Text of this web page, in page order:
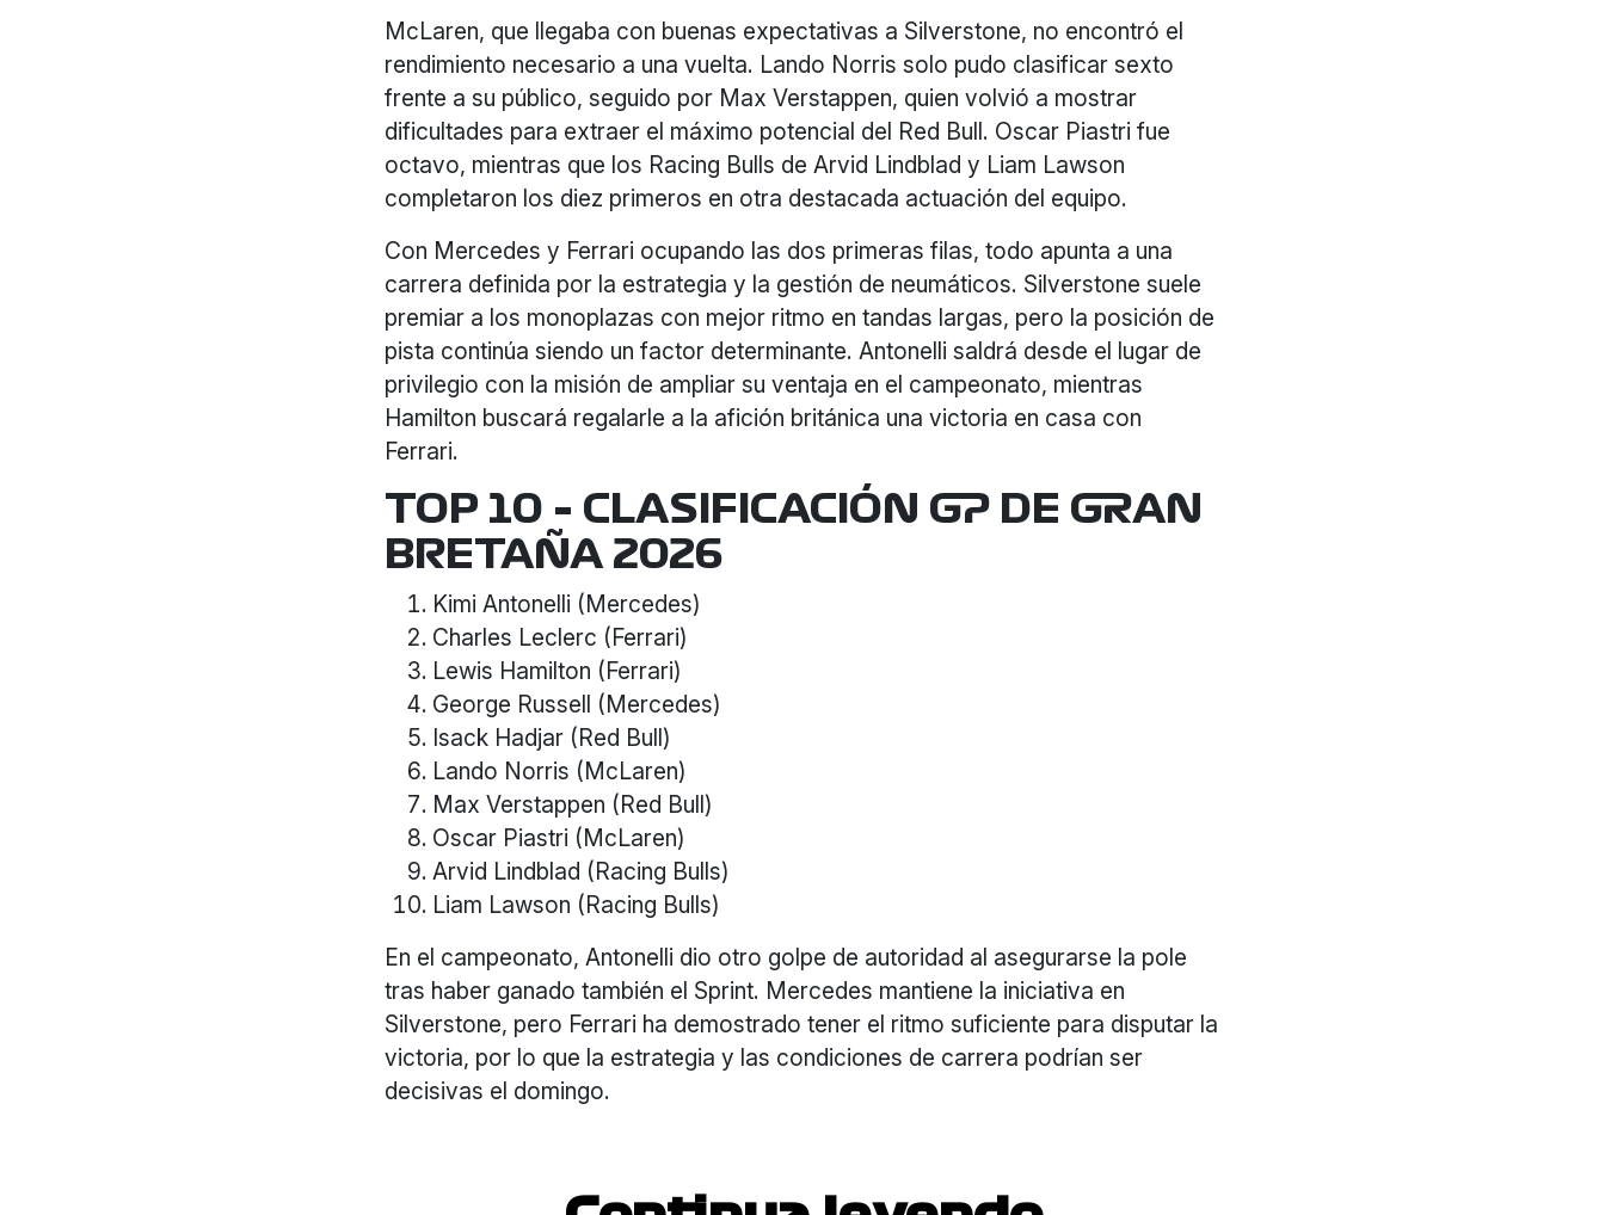
McLaren, que llegaba con buenas expectativas a Silverstone, no encontró el
rendimiento necesario a una vuelta. Lando Norris solo pudo clasificar sexto
frente a su público, seguido por Max Verstappen, quien volvió a mostrar
dificultades para extraer el máximo potencial del Red Bull. Oscar Piastri fue
octavo, mientras que los Racing Bulls de Arvid Lindblad y Liam Lawson
completaron los diez primeros en otra destacada actuación del equipo.
Con Mercedes y Ferrari ocupando las dos primeras filas, todo apunta a una
carrera definida por la estrategia y la gestión de neumáticos. Silverstone suele
premiar a los monoplazas con mejor ritmo en tandas largas, pero la posición de
pista continúa siendo un factor determinante. Antonelli saldrá desde el lugar de
privilegio con la misión de ampliar su ventaja en el campeonato, mientras
Hamilton buscará regalarle a la afición británica una victoria en casa con
Ferrari.
TOP 10 – CLASIFICACIÓN GP DE GRAN
BRETAÑA 2026
Kimi Antonelli (Mercedes)
Charles Leclerc (Ferrari)
Lewis Hamilton (Ferrari)
George Russell (Mercedes)
Isack Hadjar (Red Bull)
Lando Norris (McLaren)
Max Verstappen (Red Bull)
Oscar Piastri (McLaren)
Arvid Lindblad (Racing Bulls)
Liam Lawson (Racing Bulls)
En el campeonato, Antonelli dio otro golpe de autoridad al asegurarse la pole
tras haber ganado también el Sprint. Mercedes mantiene la iniciativa en
Silverstone, pero Ferrari ha demostrado tener el ritmo suficiente para disputar la
victoria, por lo que la estrategia y las condiciones de carrera podrían ser
decisivas el domingo.